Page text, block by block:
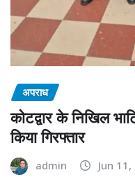
अपराध
कोटद्वार के निखिल
किया गिरफ्तार
admin Jun